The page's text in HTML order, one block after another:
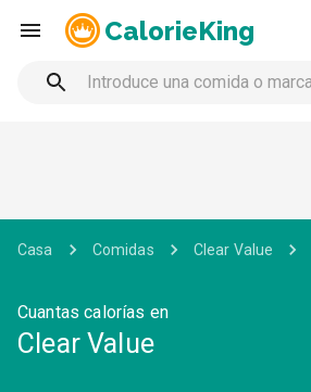
CalorieKing
Casa Comidas Clear Value
Cuantas calorías en
Clear Value